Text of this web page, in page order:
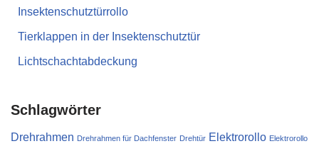
Insektenschutztürrollo
Tierklappen in der Insektenschutztür
Lichtschachtabdeckung
Schlagwörter
Drehrahmen Drehrahmen für Dachfenster Drehtür Elektrorollo Elektrorollo